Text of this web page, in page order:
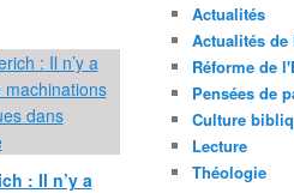
: Il n’y a
Actualités
Actualités
Réforme de
Pensées de
Culture
Lecture
Théologie